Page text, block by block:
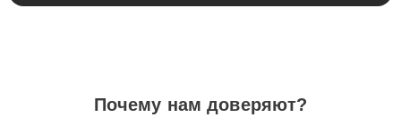
Почему нам доверяют?